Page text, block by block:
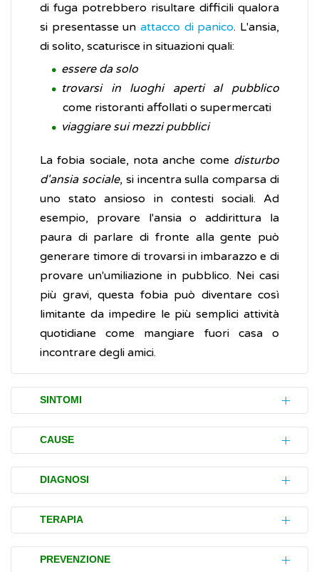
di fuga potrebbero risultare difficili qualora
si presentasse un attacco di panico. L'ansia,
di solito, scaturisce in situazioni quali:
essere da solo
trovarsi in luoghi aperti al pubblico
come ristoranti affollati o supermercati
viaggiare sui mezzi pubblici
La fobia sociale, nota anche come disturbo
d'ansia sociale, si incentra sulla comparsa di
uno stato ansioso in contesti sociali. Ad
esempio, provare l'ansia o addirittura la
paura di parlare di fronte alla gente può
generare timore di trovarsi in imbarazzo e di
provare un'umiliazione in pubblico. Nei casi
più gravi, questa fobia può diventare così
limitante da impedire le più semplici attività
quotidiane come mangiare fuori casa o
incontrare degli amici.
SINTOMI
Tutte le fobie possono limitare fortemente le
attività quotidiane e essere causa di grave
ansia e depressione. Fobie complesse, come
l'agorafobiae la fobia sociale, hanno
maggiori probabilità di causare questi
disturbi (sintomi).
Le persone che soffrono di fobie spesso
CAUSE
Le fobie non hanno una causa unica, ma
sono frutto di una serie di fattori associati
tra loro.
Ad esempio possono essere:
associate o conseguenti a un
DIAGNOSI
Le fobie spesso non vengono accertate
(diagnosticate). La maggior parte delle
persone che ha una fobia è pienamente
TERAPIA
Molte persone con una fobia minore non
PREVENZIONE